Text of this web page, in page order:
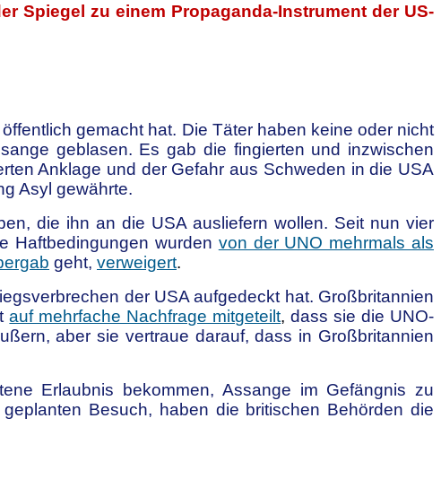
Spiegel zu einem Propaganda-Instrument der US-
gemacht hat. Die Täter haben keine oder nicht
geblasen. Es gab die fingierten und inzwischen
Anklage und der Gefahr aus Schweden in die USA
Asyl gewährte.
die ihn an die USA ausliefern wollen. Seit nun vier
Haftbedingungen wurden von der UNO mehrmals als
geht, verweigert.
der USA aufgedeckt hat. Großbritannien
auf mehrfache Nachfrage mitgeteilt,dass sie die UNO-
aber sie vertraue darauf, dass in Großbritannien
Erlaubnis bekommen, Assange im Gefängnis zu
Besuch, haben die britischen Behörden die